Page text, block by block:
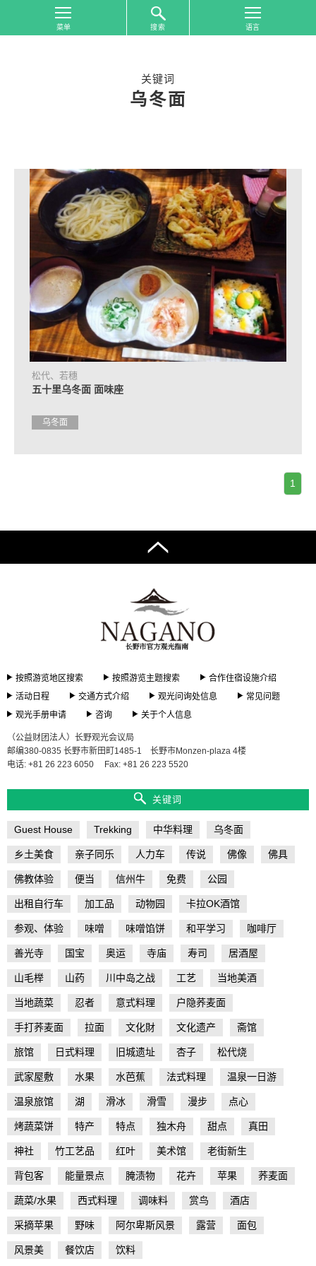
搜索
式
处
信
息
常
见
问
题
光
手
申
询
关键词
乌冬面
松代、若穗
五十里乌冬面 面味座
乌冬面
1
按照游览地区搜索 按照游览主题搜索
合作住宿设施介绍
活动日程
交通方式介绍 观光问询处信息
常见问题
观光手册申请
咨询 关于个人信息
（公益财团法人）长野观光会议局
邮编380-0835 长野市新田町1485-1 长野市Monzen-plaza 4楼
电话: +81 26 223 6050
Fax: +81 26 223 5520
关键词
Guest House Trekking 中华料理 乌冬面
乡土美食 亲子同乐 人力车 传说 佛像 佛具
佛教体验 便当 信州牛 免费 公园
出租自行车 加工品 动物园 卡拉OK酒馆
参观、体验 味噌 味噌馅饼 和平学习 咖啡厅
善光寺 国宝 奥运 寺庙 寿司 居酒屋
山毛榉 山药 川中岛之战 工艺 当地美酒
当地蔬菜 忍者 意式料理 户隐荞麦面
手打荞麦面 拉面 文化財 文化遗产 斋馆
旅馆 日式料理 旧城遗址 杏子 松代烧
武家屋敷 水果 水芭蕉 法式料理 温泉一日游
温泉旅馆 湖 滑冰 滑雪 漫步 点心
烤蔬菜饼 特产 特点 独木舟 甜点 真田
神社 竹工艺品 红叶 美术馆 老街新生
背包客 能量景点 腌渍物 花卉 苹果 荞麦面
蔬菜/水果 西式料理 调味料 赏鸟 酒店
采摘苹果 野味 阿尔卑斯风景 露营 面包
风景美 餐饮店 饮料